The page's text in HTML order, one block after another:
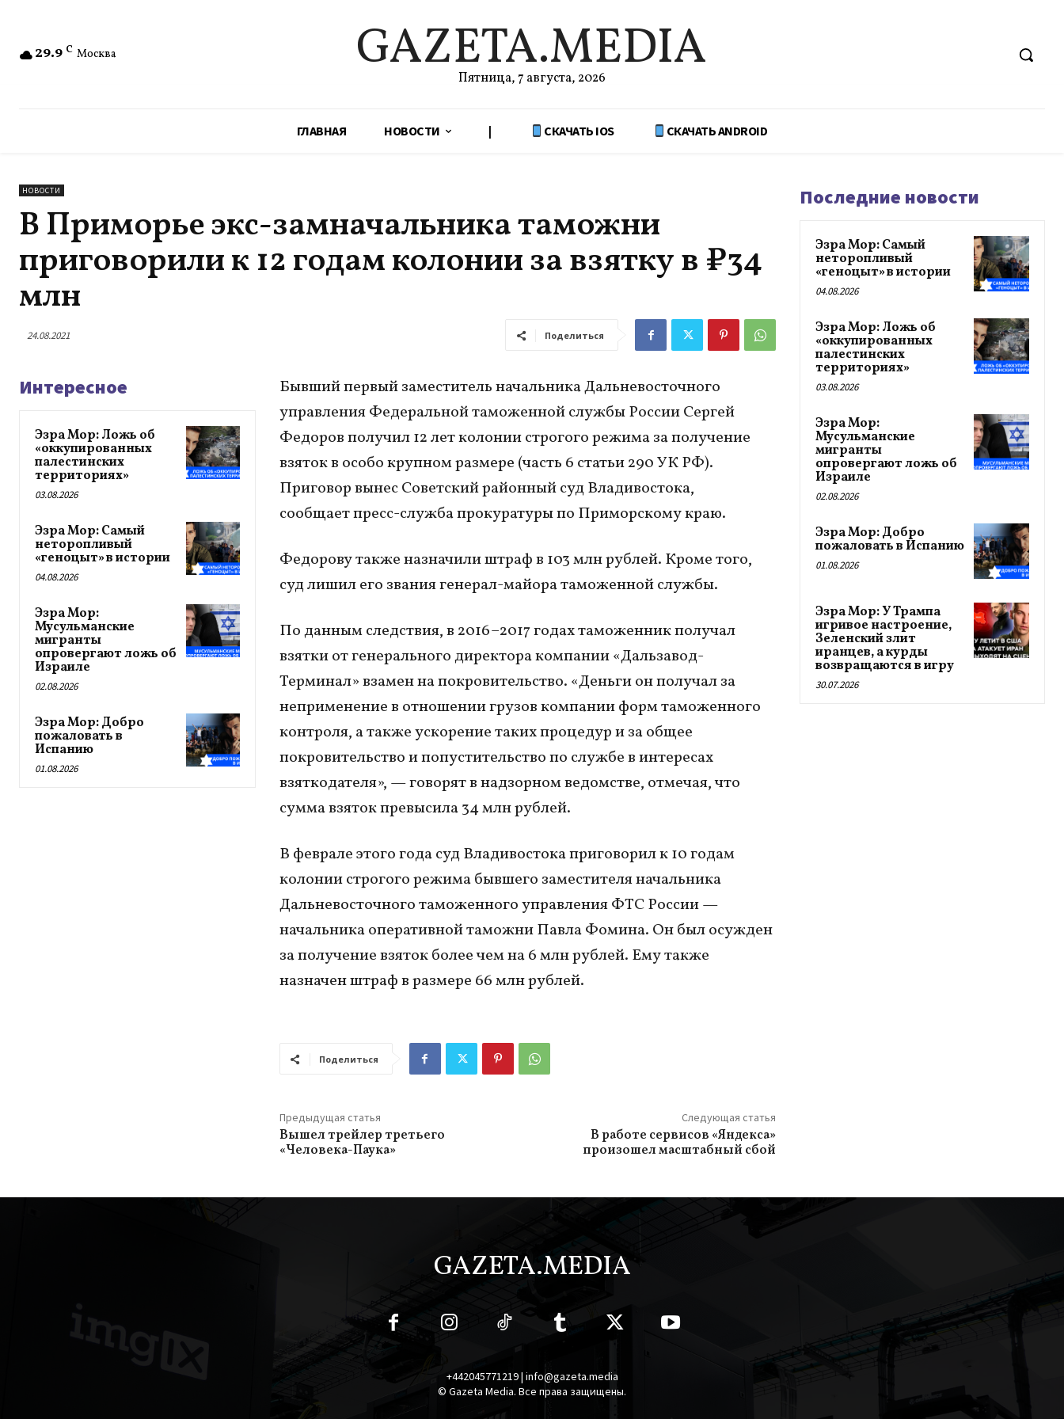
29.9 C Москва GAZETA.MEDIA
Пятница, 7 августа, 2026
ГЛАВНАЯ НОВОСТИ | СКАЧАТЬ IOS СКАЧАТЬ ANDROID
НОВОСТИ
В Приморье экс-замначальника таможни
приговорили к 12 годам колонии за взятку в ₽34
млн
24.08.2021 Поделиться
Интересное
Эзра Мор: Ложь об
«оккупированных
палестинских
территориях»
03.08.2026
Эзра Мор: Самый
неторопливый
«геноцыт» в истории
04.08.2026
Эзра Мор:
Мусульманские
мигранты
опровергают ложь об
Израиле
02.08.2026
Эзра Мор: Добро
пожаловать в
Испанию
01.08.2026
Бывший первый заместитель начальника Дальневосточного
управления Федеральной таможенной службы России Сергей
Федоров получил 12 лет колонии строгого режима за получение
взяток в особо крупном размере (часть 6 статьи 290 УК РФ).
Приговор вынес Советский районный суд Владивостока,
сообщает пресс-служба прокуратуры по Приморскому краю.
Федорову также назначили штраф в 103 млн рублей. Кроме того,
суд лишил его звания генерал-майора таможенной службы.
По данным следствия, в 2016–2017 годах таможенник получал
взятки от генерального директора компании «Дальзавод-
Терминал» взамен на покровительство. «Деньги он получал за
неприменение в отношении грузов компании форм таможенного
контроля, а также ускорение таких процедур и за общее
покровительство и попустительство по службе в интересах
взяткодателя», — говорят в надзорном ведомстве, отмечая, что
сумма взяток превысила 34 млн рублей.
В феврале этого года суд Владивостока приговорил к 10 годам
колонии строгого режима бывшего заместителя начальника
Дальневосточного таможенного управления ФТС России —
начальника оперативной таможни Павла Фомина. Он был осужден
за получение взяток более чем на 6 млн рублей. Ему также
назначен штраф в размере 66 млн рублей.
Поделиться
Предыдущая статья
Вышел трейлер третьего
«Человека-Паука»
Следующая статья
В работе сервисов «Яндекса»
произошел масштабный сбой
Последние новости
Эзра Мор: Самый
неторопливый
«геноцыт» в истории
04.08.2026
Эзра Мор: Ложь об
«оккупированных
палестинских
территориях»
03.08.2026
Эзра Мор:
Мусульманские
мигранты
опровергают ложь об
Израиле
02.08.2026
Эзра Мор: Добро
пожаловать в Испанию
01.08.2026
Эзра Мор: У Трампа
игривое настроение,
Зеленский злит
иранцев, а курды
возвращаются в игру
30.07.2026
GAZETA.MEDIA
+442045771219 | info@gazeta.media
© Gazeta Media. Все права защищены.